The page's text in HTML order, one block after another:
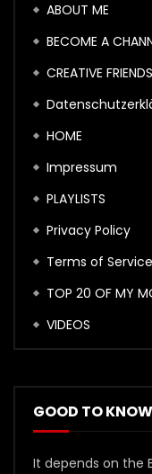
ABOUT ME
BECOME A
CREATIVE FRIENDS
HOME
Impressum
PLAYLISTS
Privacy Policy
Terms of Service
TOP 20 OF MY
VIDEOS
GOOD TO KNOW
It depends on the